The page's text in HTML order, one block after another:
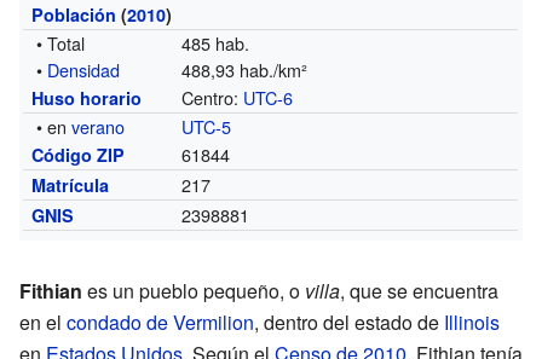
Población (2010)
• Total
485 hab.
• Densidad 488,93 hab./km²
Huso horario Centro: UTC-6
• enverano UTC-5
Código ZIP 61844
Matrícula 217
GNIS 2398881
Fithian es un pueblo pequeño, o villa, que se encuentra
en el condado de Vermilion, dentro del estado de Illinois
en Estados Unidos. Según el Censo de 2010, Fithian tenía